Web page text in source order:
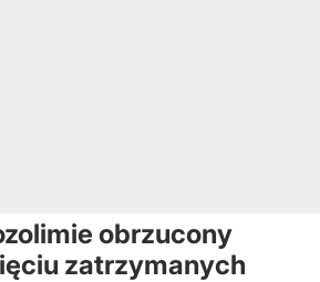
obrzucony
zatrzymanych